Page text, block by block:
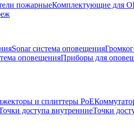
пожарныеКомплектующие для
Sonar система оповещения
оповещенияПриборы для
и сплиттеры РоЕ
доступа внутренниеТочки